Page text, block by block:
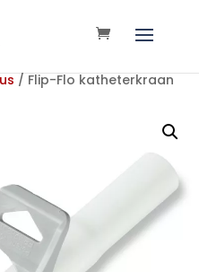
/ Flip-Flo katheterkraan